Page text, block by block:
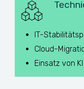
IT-
Cloud-
Einsatz von